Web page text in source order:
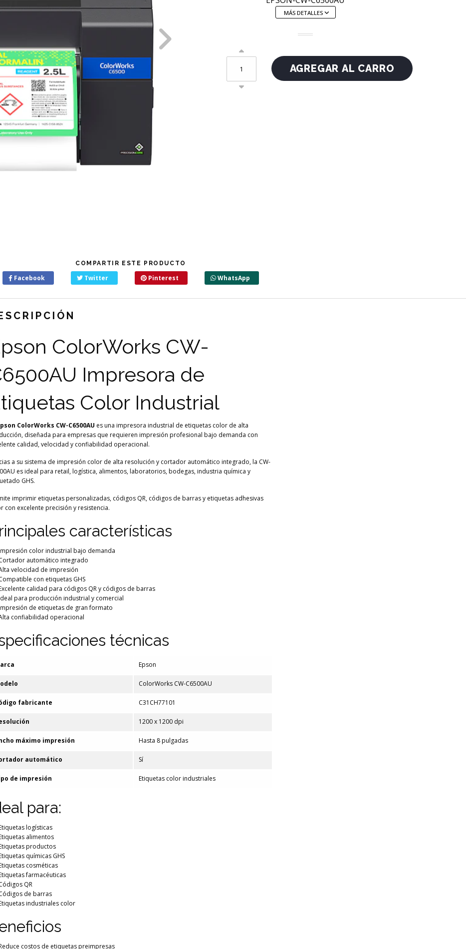
MÁS DETALLES
COMPARTIR ESTE PRODUCTO
Facebook Twitter Pinterest WhatsApp
ColorWorks CW-
Impresora de
Color Industrial
ColorWorks CW-C6500AU es una impresora industrial de etiquetas color de alta
diseñada para empresas que requieren impresión profesional bajo demanda con
calidad, velocidad y confiabilidad operacional.
a su sistema de impresión color de alta resolución y cortador automático integrado, la CW-
es ideal para retail, logística, alimentos, laboratorios, bodegas, industria química y
GHS.
imprimir etiquetas personalizadas, códigos QR, códigos de barras y etiquetas adhesivas
con excelente precisión y resistencia.
características
color industrial bajo demanda
automático integrado
velocidad de impresión
con etiquetas GHS
calidad para códigos QR y códigos de barras
para producción industrial y comercial
de etiquetas de gran formato
confiabilidad operacional
técnicas
Epson
ColorWorks CW-C6500AU
fabricante C31CH77101
1200 x 1200 dpi
máximo impresión Hasta 8 pulgadas
automático Sí
de impresión Etiquetas color industriales
para:
logísticas
alimentos
productos
químicas GHS
cosméticas
farmacéuticas
QR
de barras
industriales color
costos de etiquetas preimpresas